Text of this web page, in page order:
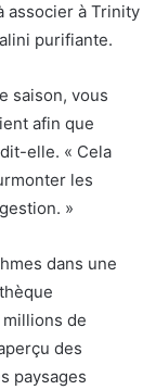
associer à Trinity
purifiante.
saison, vous
afin que
elle. « Cela
les
»
dans une
de
des
paysages